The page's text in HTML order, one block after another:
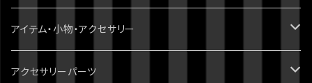
無印
スーパーダンガンロンパ2
ツイステッドワンダーランド
刀剣乱舞
指輪・リング
イヤーカフ・イヤーフック
病みかわいい
ポップ・かわいい
天然石
スワロフスキー
アイテム・小物・アクセサリー
ミニチュア・ドールハウス
アクセサリーパーツ